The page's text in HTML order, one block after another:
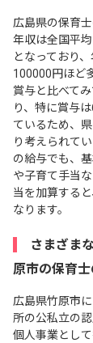
広島県の保育
年収は全国平
となっており
100000円ほど
賞与と比べて
り、特に賞与
ているため、
り考えられて
の給与でも、
や子育て手当
当を加算する
なります。
さまざま
原市の保育
広島県竹原市
所の公私立の
個人事業とし